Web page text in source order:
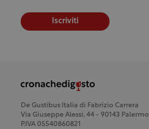
Iscriviti
De Gustibus Italia di Fabrizio Carrera
Via Giuseppe Alessi, 44 - 90143 Palermo
P.IVA 05540860821